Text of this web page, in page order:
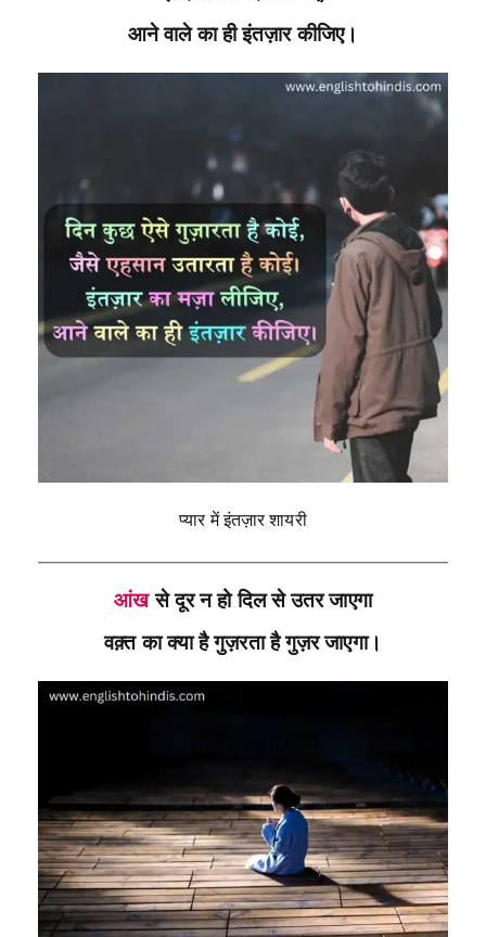
आने वाले का ही इंतज़ार कीजिए।
प्यार में इंतज़ार शायरी
आंखसे दूर न हो दिल से उतर जाएगा
वक़्त का क्या है गुज़रता है गुज़र जाएगा।